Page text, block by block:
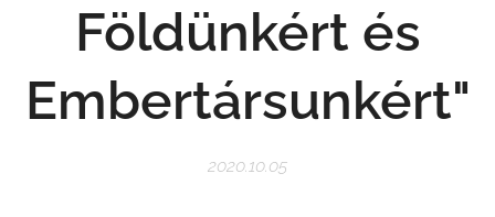
Földünkért és
Embertársunkért"
2020.10.05